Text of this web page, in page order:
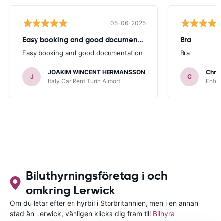
05-06-2025
Easy booking and good documentation
Easy booking and good documentation
J
JOAKIM WINCENT HERMANSSON
Italy Car Rent Turin Airport
Bra
Bra
C
Biluthyrningsföretag i och
omkring Lerwick
Om du letar efter en hyrbil i Storbritannien, men i en annan
stad än Lerwick, vänligen klicka dig fram till Bilhyra